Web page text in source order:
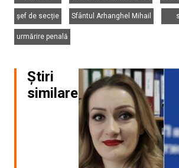
șef de secție
Sfântul Arhanghel Mihail
urmărire penală
Știri
similare